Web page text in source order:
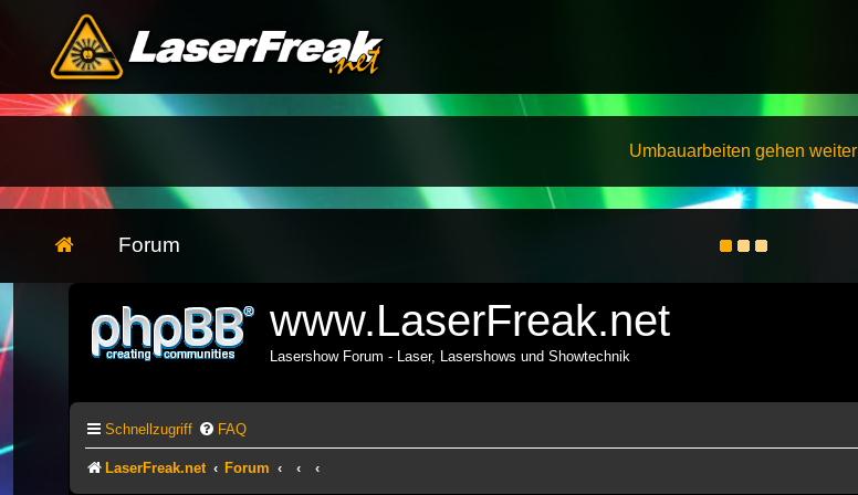
Umbauarbeiten gehen weiter
Forum
www.LaserFreak.net
Lasershow Forum - Laser, Lasershows und Showtechnik
Schnellzugriff FAQ
LaserFreak.net Forum